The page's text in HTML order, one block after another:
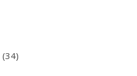
(34)